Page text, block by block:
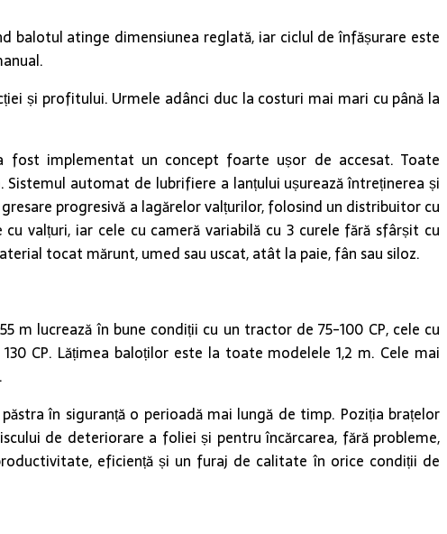
balotul atinge dimensiunea reglată, iar ciclul de înfășurare este
și profitului. Urmele adânci duc la costuri mai mari cu până la
fost implementat un concept foarte ușor de accesat. Toate
automat de lubrifiere a lanțului ușurează întreținerea și
progresivă a lagărelor valțurilor, folosind un distribuitor cu
valțuri, iar cele cu cameră variabilă cu 3 curele fără sfârșit cu
tocat mărunt, umed sau uscat, atât la paie, fân sau siloz.
m lucrează în bune condiții cu un tractor de 75-100 CP, cele cu
CP. Lățimea baloților este la toate modelele 1,2 m. Cele mai
în siguranță o perioadă mai lungă de timp. Poziția brațelor
de deteriorare a foliei și pentru încărcarea, fără probleme,
eficiență și un furaj de calitate în orice condiții de